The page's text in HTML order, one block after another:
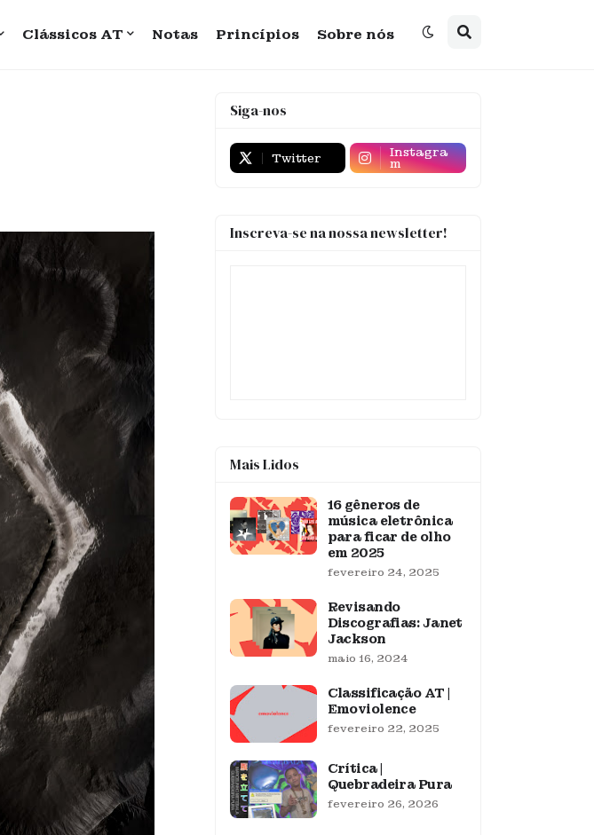
Clássicos AT Notas Princípios Sobre nós
Siga-nos
Twitter Instagra
m
Inscreva-se na nossa newsletter!
Mais Lidos
16 gêneros de
música eletrônica
para ficar de olho
em 2025
fevereiro 24, 2025
Revisando
Discografias: Janet
Jackson
maio 16, 2024
Classificação AT |
Emoviolence
fevereiro 22, 2025
Crítica |
Quebradeira Pura
fevereiro 26, 2026